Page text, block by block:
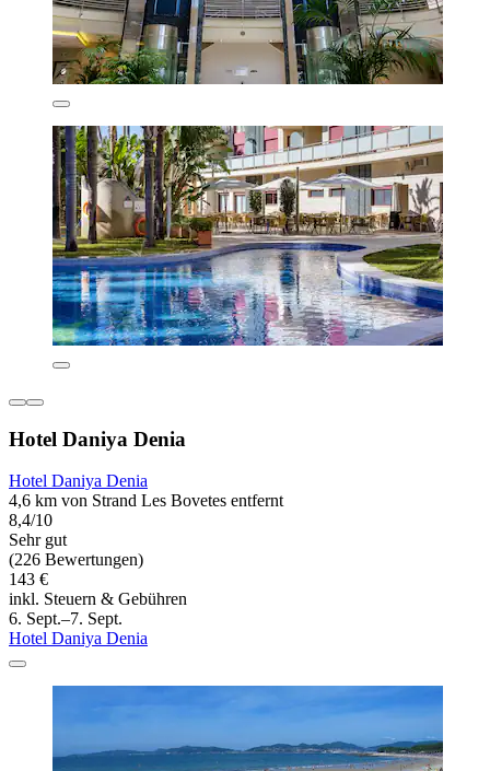
Hotel Daniya Denia
Hotel Daniya Denia
4,6 km von Strand Les Bovetes entfernt
8,4/10
Sehr gut
(226 Bewertungen)
143 €
inkl. Steuern & Gebühren
6. Sept.–7. Sept.
Hotel Daniya Denia